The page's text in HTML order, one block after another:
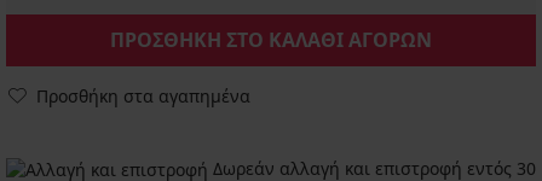
ΠΡΟΣΘΗΚΗ ΣΤΟ ΚΑΛΑΘΙ ΑΓΟΡΩΝ
Προσθήκη στα αγαπημένα
Δωρεάν αλλαγή και επιστροφή εντός 30